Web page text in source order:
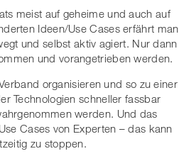
meist auf geheime und auch auf
Ideen/Use Cases erfährt man
und selbst aktiv agiert. Nur dann
und vorangetrieben werden.
organisieren und so zu einer
Technologien schneller fassbar
werden. Und das
Cases von Experten – das kann
zu stoppen.